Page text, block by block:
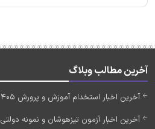
آخرین مطالب وبلاگ
آخرین اخبار استخدام آموزش و پرورش 1405 (به زودی)
آخرین اخبار آزمون تیزهوشان و نمونه دولتی